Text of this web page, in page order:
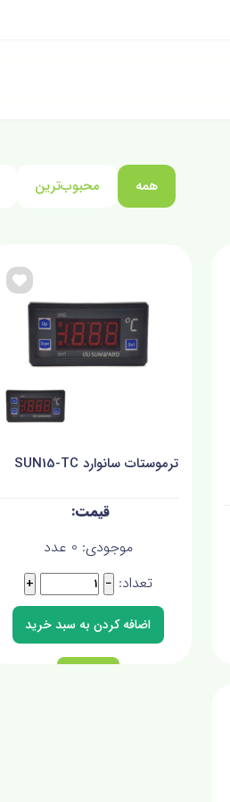
همه محبوب‌ترین
ترموستات سانوارد SUN15-TC
موجودی: 0 عدد
تعداد: −
+